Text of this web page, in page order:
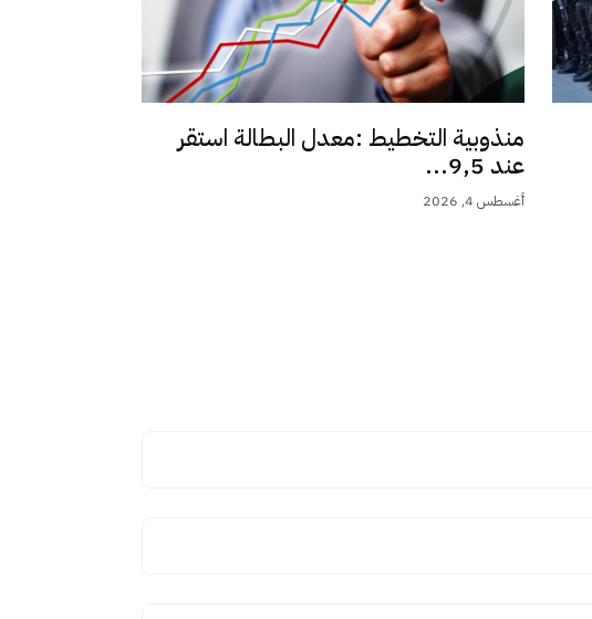
منذوبية التخطيط :معدل البطالة استقر
عند 9,5...
أغسطس 4, 2026